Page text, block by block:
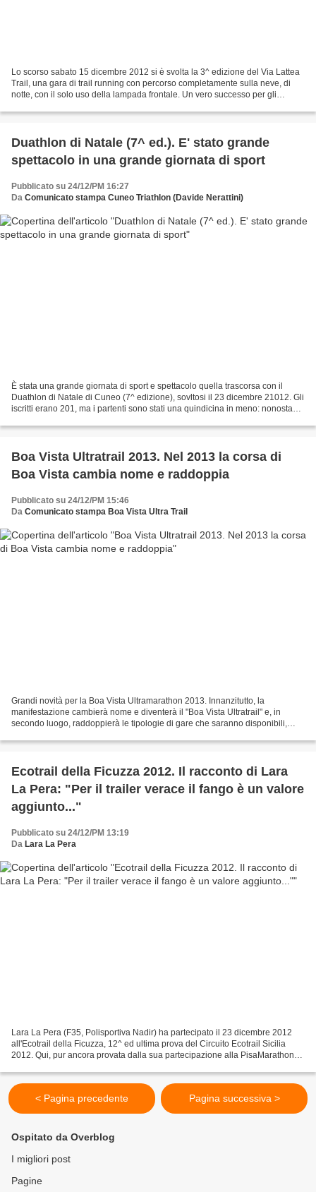
Lo scorso sabato 15 dicembre 2012 si è svolta la 3^ edizione del Via Lattea
Trail, una gara di trail running con percorso completamente sulla neve, di
notte, con il solo uso della lampada frontale. Un vero successo per gli
Duathlon di Natale (7^ ed.). E' stato grande
spettacolo in una grande giornata di sport
Pubblicato su 24/12/PM 16:27
Da Comunicato stampa Cuneo Triathlon (Davide Nerattini)
È stata una grande giornata di sport e spettacolo quella trascorsa con il
Duathlon di Natale di Cuneo (7^ edizione), sovltosi il 23 dicembre 21012. Gli
iscritti erano 201, ma i partenti sono stati una quindicina in meno: nonostante
Boa Vista Ultratrail 2013. Nel 2013 la corsa di
Boa Vista cambia nome e raddoppia
Pubblicato su 24/12/PM 15:46
Da Comunicato stampa Boa Vista Ultra Trail
Grandi novità per la Boa Vista Ultramarathon 2013. Innanzitutto, la
manifestazione cambierà nome e diventerà il "Boa Vista Ultratrail" e, in
secondo luogo, raddoppierà le tipologie di gare che saranno disponibili,
Ecotrail della Ficuzza 2012. Il racconto di Lara
La Pera: "Per il trailer verace il fango è un valore
aggiunto..."
Pubblicato su 24/12/PM 13:19
Da Lara La Pera
Lara La Pera (F35, Polisportiva Nadir) ha partecipato il 23 dicembre 2012
all'Ecotrail della Ficuzza, 12^ ed ultima prova del Circuito Ecotrail Sicilia
2012. Qui, pur ancora provata dalla sua partecipazione alla PisaMarathon
< Pagina precedente Pagina successiva >
Ospitato da Overblog
I migliori post
Pagine